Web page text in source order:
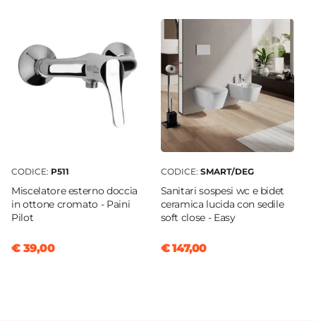
CODICE: P511
Miscelatore esterno doccia
in ottone cromato - Paini
Pilot
€ 39,00
CODICE: SMART/DEG
Sanitari sospesi wc e bidet
ceramica lucida con sedile
soft close - Easy
€ 147,00